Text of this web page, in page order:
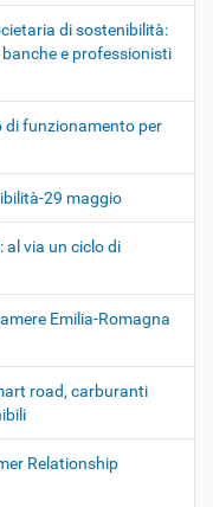
di sostenibilità:
e professionisti
di funzionamento per
29 maggio
via un ciclo di
Emilia-Romagna
road, carburanti
Relationship